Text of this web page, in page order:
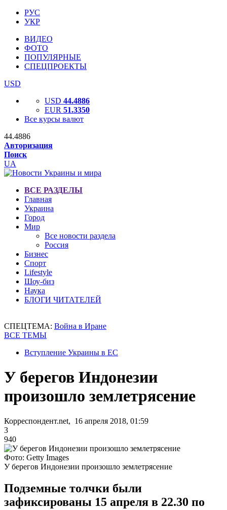
РУС
УКР
ВИДЕО
ФОТО
ПОПУЛЯРНЫЕ
СПЕЦПРОЕКТЫ
USD
USD 44.4886
EUR 51.3350
Все курсы валют
44.4886
Авторизация
Поиск
UA
ВСЕ РАЗДЕЛЫ
Главная
Украина
Город
Мир
Все новости раздела
Россия
Бизнес
Спорт
Lifestyle
Шоу-биз
Наука
БЛОГИ ЧИТАТЕЛЕЙ
СПЕЦТЕМА: Война в Иране
ВСЕ ТЕМЫ
Вступление Украины в ЕС
У берегов Индонезии
произошло землетрясение
Корреспондент.net, 16 апреля 2018, 01:59
3
940
Фото: Getty Images
У берегов Индонезии произошло землетрясение
Подземные толчки были
зафиксированы 15 апреля в 22.30 по